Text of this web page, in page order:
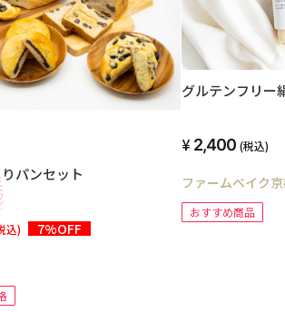
パンセット
込) 7%OFF
グルテンフリー
2,400 (税込)
ファームベイク
おすすめ商品